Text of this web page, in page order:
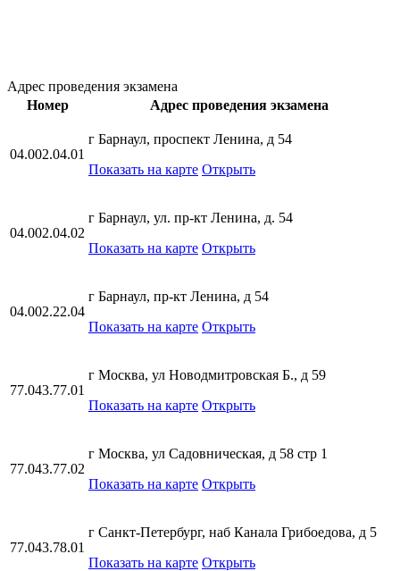
Адрес проведения экзамена
Номер
Адрес проведения экзамена
04.002.04.01
г Барнаул, проспект Ленина, д 54
Показать на карте Открыть
04.002.04.02
г Барнаул, ул. пр-кт Ленина, д. 54
Показать на карте Открыть
04.002.22.04
г Барнаул, пр-кт Ленина, д 54
Показать на карте Открыть
77.043.77.01
г Москва, ул Новодмитровская Б., д 59
Показать на карте Открыть
77.043.77.02
г Москва, ул Садовническая, д 58 стр 1
Показать на карте Открыть
77.043.78.01
г Санкт-Петербург, наб Канала Грибоедова, д 5
Показать на карте Открыть